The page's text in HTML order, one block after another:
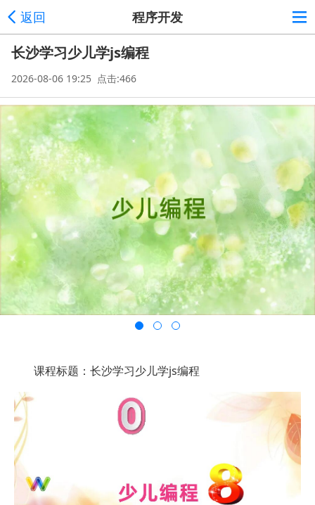
返回 程序开发
长沙学习少儿学js编程
2026-08-06 19:25 点击:466
课程标题：长沙学习少儿学js编程